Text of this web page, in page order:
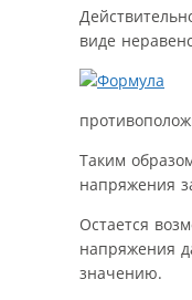
виде
Таким
напряжения
Остается
напряжения
значению.